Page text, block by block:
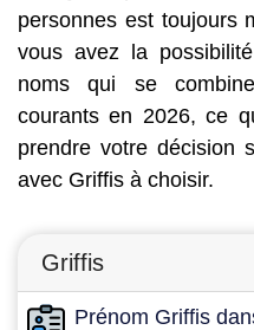
personnes est toujours
vous avez la
noms qui se
courants en 2026, ce
prendre votre décision
avec Griffis à choisir.
Griffis
Prénom Griffis